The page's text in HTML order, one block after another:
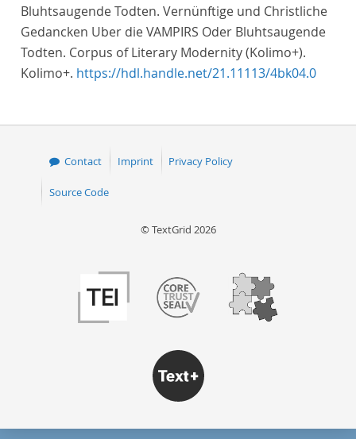
Bluhtsaugende Todten. Vernünftige und Christliche
Gedancken Uber die VAMPIRS Oder Bluhtsaugende
Todten. Corpus of Literary Modernity (Kolimo+).
Kolimo+. https://hdl.handle.net/21.11113/4bk04.0
Contact Imprint Privacy Policy
Source Code
© TextGrid 2026